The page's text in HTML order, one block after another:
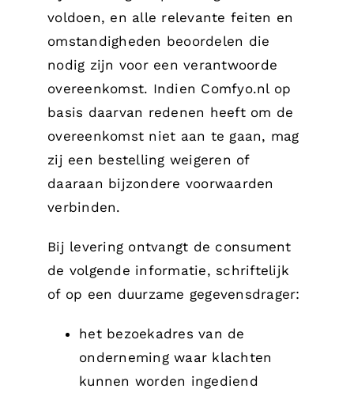
voldoen, en alle relevante feiten en
omstandigheden beoordelen die
nodig zijn voor een verantwoorde
overeenkomst. Indien Comfyo.nl op
basis daarvan redenen heeft om de
overeenkomst niet aan te gaan, mag
zij een bestelling weigeren of
daaraan bijzondere voorwaarden
verbinden.
Bij levering ontvangt de consument
de volgende informatie, schriftelijk
of op een duurzame gegevensdrager:
het bezoekadres van de
onderneming waar klachten
kunnen worden ingediend